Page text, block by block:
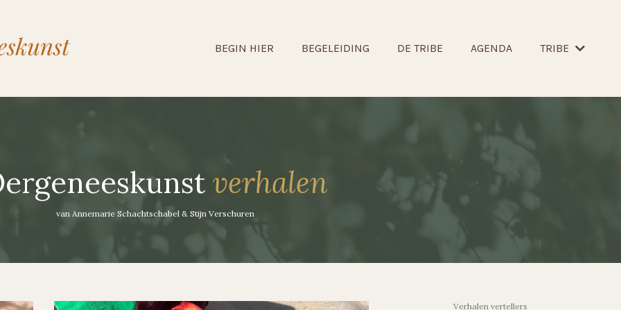
BEGIN HIER BEGELEIDING DE TRIBE AGENDA TRIBE
verhalen
van Annemarie Schachtschabel & Stijn Verschuren
Verhalen vertellers